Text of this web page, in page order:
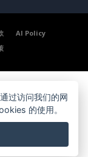
AI Policy
过访问我们的网
的使用。